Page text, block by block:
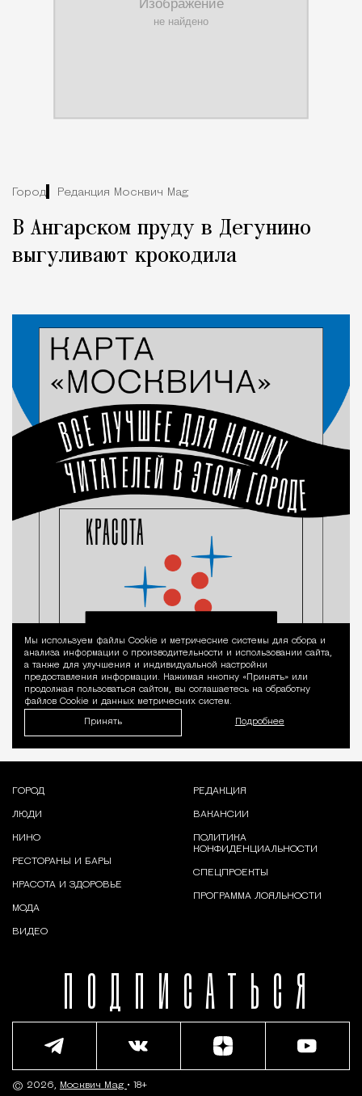
Город Редакция Москвич Mag
В Ангарском пруду в Дегунино
выгуливают крокодила
Уведомление
Мы используем файлы Сookie и метрические системы для сбора и
анализа информации о производительности и использовании сайта,
а также для улучшения и индивидуальной настройки
предоставления информации. Нажимая кнопку «Принять» или
продолжая пользоваться сайтом, вы соглашаетесь на обработку
файлов Cookie и данных метрических систем.
Принять Подробнее
ПОДПИСАТЬСЯ
ГОРОД
ЛЮДИ
КИНО
РЕСТОРАНЫ И БАРЫ
КРАСОТА И ЗДОРОВЬЕ
МОДА
ВИДЕО
РЕДАКЦИЯ
ВАКАНСИИ
ПОЛИТИКА
КОНФИДЕНЦИАЛЬНОСТИ
СПЕЦПРОЕКТЫ
ПРОГРАММА ЛОЯЛЬНОСТИ
© 2026, Москвич Mag • 18+